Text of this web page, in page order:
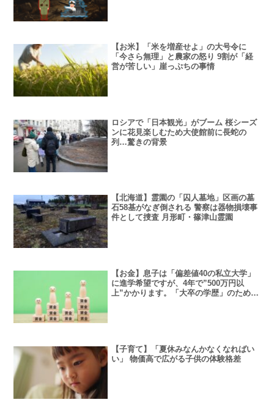
【お米】「米を増産せよ」の大号令に
「今さら無理」と農家の怒り 9割が「経
営が苦しい」崖っぷちの事情
ロシアで「日本観光」がブーム 桜シーズ
ンに花見楽しむため大使館前に長蛇の
列…驚きの背景
【北海道】霊園の「囚人墓地」区画の墓
石58基がなぎ倒される 警察は器物損壊事
件として捜査 月形町・篠津山霊園
【お金】息子は「偏差値40の私立大学」
に進学希望ですが、4年で”500万円以
上”かかります。「大卒の学歴」のためな
【子育て】「夏休みなんかなくなればい
い」 物価高で広がる子供の体験格差